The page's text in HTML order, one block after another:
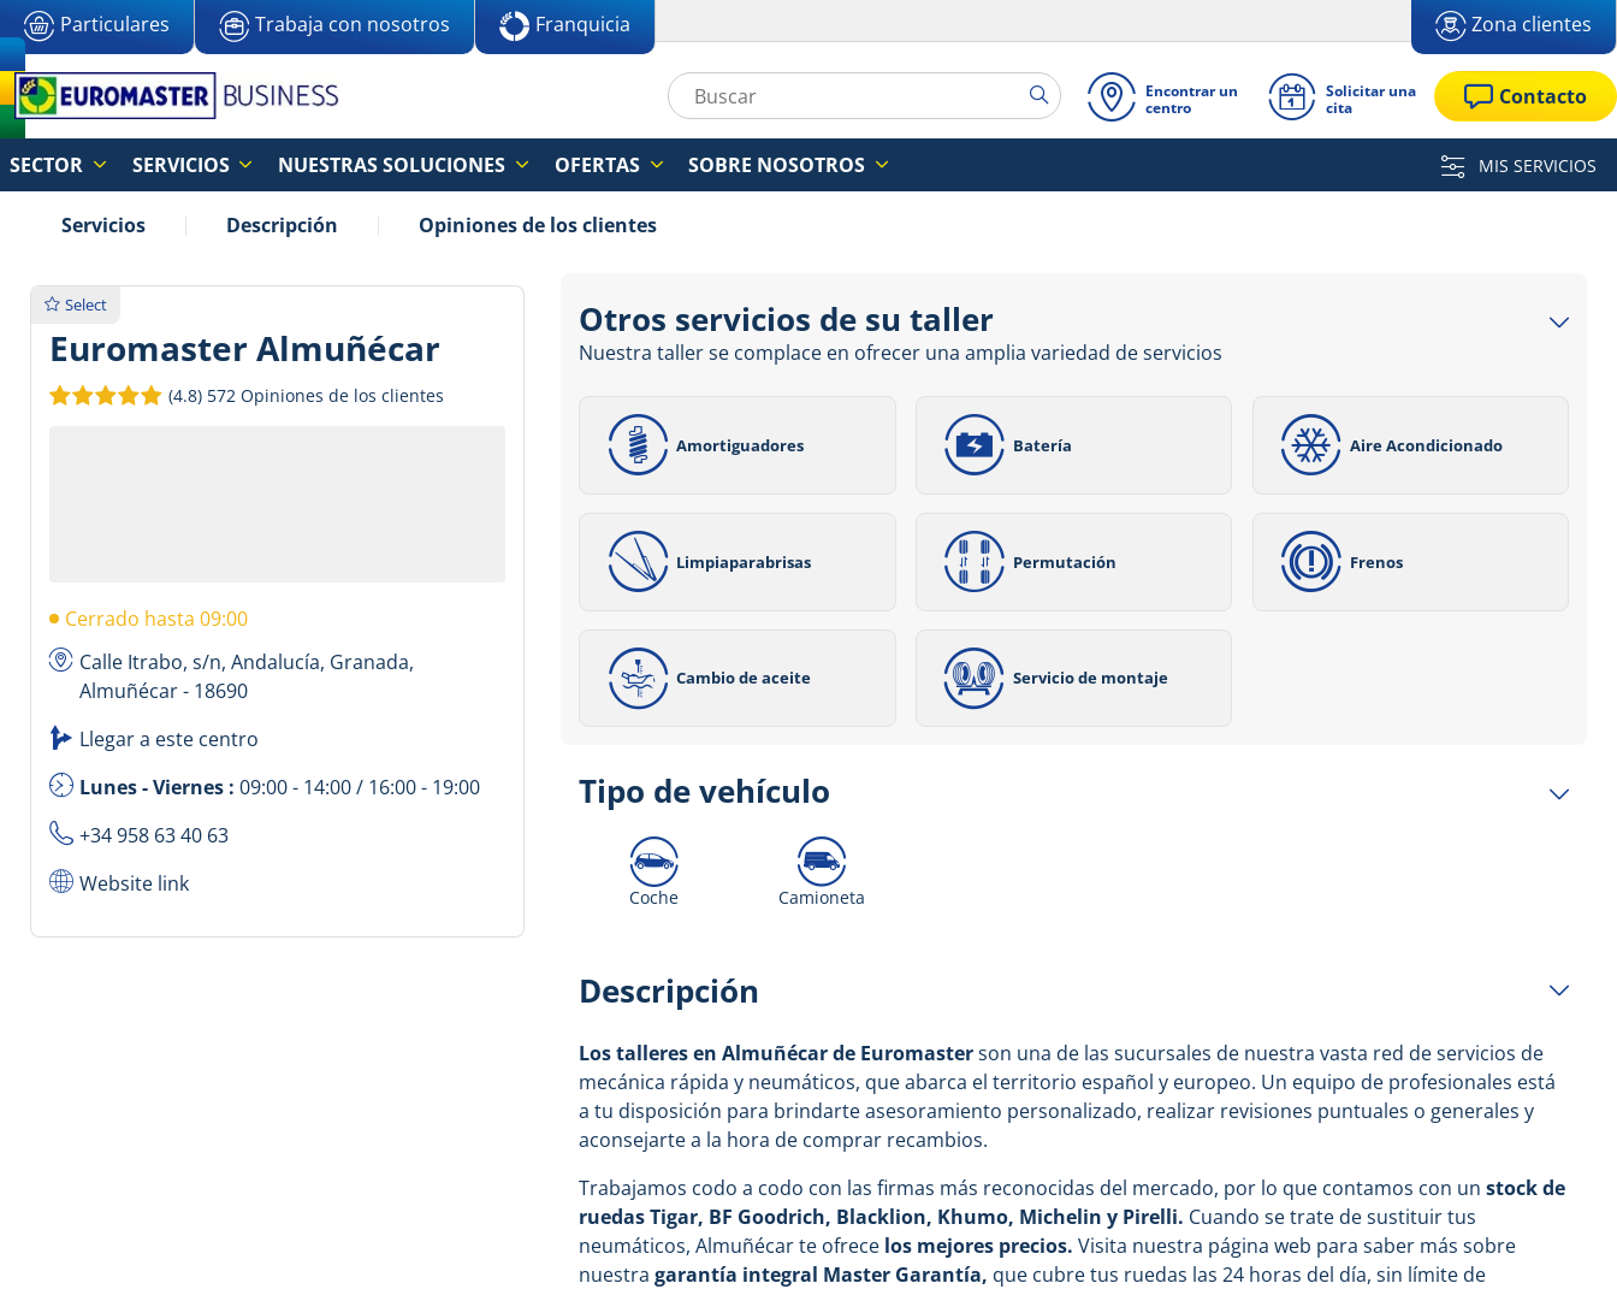
Particulares Trabaja con nosotros Franquicia Zona clientes
Encontrar un
centro
Solicitar una
cita
Contacto
SECTOR SERVICIOS NUESTRAS SOLUCIONES OFERTAS SOBRE NOSOTROS MIS SERVICIOS
Servicios Descripción Opiniones de los clientes
Select
Euromaster Almuñécar
(4.8) 572 Opiniones de los clientes
Cerrado hasta 09:00
Calle Itrabo, s/n, Andalucía, Granada,
Almuñécar - 18690
Llegar a este centro
Lunes - Viernes : 09:00 - 14:00 / 16:00 - 19:00
+34 958 63 40 63
Website link
Otros servicios de su taller
Nuestra taller se complace en ofrecer una amplia variedad de servicios
Amortiguadores Batería Aire Acondicionado
Limpiaparabrisas Permutación Frenos
Cambio de aceite Servicio de montaje
Tipo de vehículo
Coche Camioneta
Descripción
Los talleres en Almuñécar de Euromasterson una de las sucursales de nuestra vasta red de servicios de
mecánica rápida y neumáticos, que abarca el territorio español y europeo. Un equipo de profesionales está
a tu disposición para brindarte asesoramiento personalizado, realizar revisiones puntuales o generales y
aconsejarte a la hora de comprar recambios.
Trabajamos codo a codo con las firmas más reconocidas del mercado, por lo que contamos con unstock de
ruedas Tigar, BF Goodrich, Blacklion, Khumo, Michelin y Pirelli. Cuando se trate de sustituir tus
neumáticos, Almuñécar te ofrece los mejores precios.Visita nuestra página web para saber más sobre
nuestragarantía integral Master Garantía, que cubre tus ruedas las 24 horas del día, sin límite de